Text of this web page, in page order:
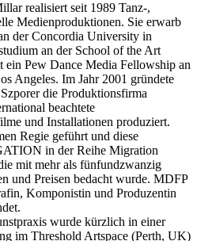
realisiert seit 1989 Tanz-,
Medienproduktionen. Sie erwarb
der Concordia University in
an der School of the Art
ein Pew Dance Media Fellowship an
Angeles. Im Jahr 2001 gründete
die Produktionsfirma
beachtete
und Installationen produziert.
Regie geführt und diese
in der Reihe Migration
mit mehr als fünfundzwanzig
und Preisen bedacht wurde. MDFP
Komponistin und Produzentin
wurde kürzlich in einer
im Threshold Artspace (Perth, UK)